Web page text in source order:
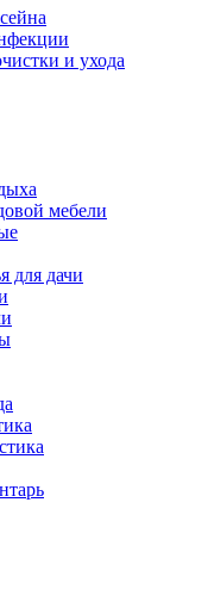
и ухода
мебели
для дачи